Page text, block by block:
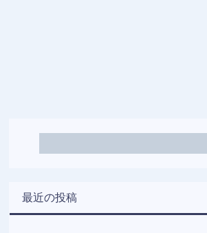
最近の投稿